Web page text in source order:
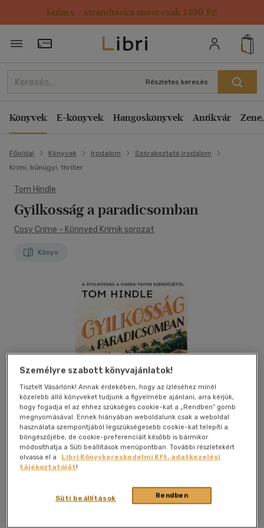
Kulacs / strandtáska most csak 1499 Ft!
Törzsvásárlói Kártya adatai
Részletes keresés
Könyvek E-könyvek Hangoskönyvek Antikvár
Főoldal Könyvek Irodalom
Szórakoztató irodalom
Krimi, bűnügyi, thriller
Tom Hindle
Gyilkosság a paradicsomban
Cosy Crime - Könnyed Krimik sorozat
Könyv
Személyre szabott könyvajánlatok!
Tisztelt Vásárlónk! Annak érdekében, hogy az ízléséhez minél
közelebb álló könyveket tudjunk a figyelmébe ajánlani, arra kérjük,
hogy fogadja el az ehhez szükséges cookie-kat a „Rendben” gomb
megnyomásával. Ennek hiányában weboldalunk csak a weboldal
használata szempontjából legszükségesebb cookie-kat telepíti a
böngészőjébe, de cookie-preferenciáit később is bármikor
módosíthatja a Süti beállítások menüpontban. További részletekért
olvassa el a
Libri Könyvkereskedelmi Kft. adatkezelési
tájékoztatóját!
Rendben
Süti beállítások